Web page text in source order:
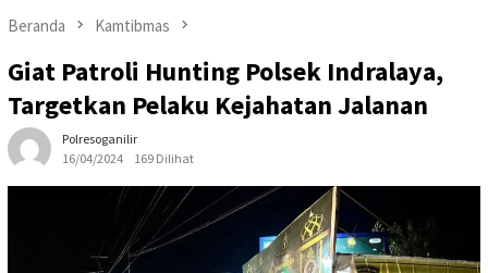
Beranda Kamtibmas
Giat Patroli Hunting Polsek Indralaya,
Targetkan Pelaku Kejahatan Jalanan
Polresoganilir
16/04/2024
169 Dilihat